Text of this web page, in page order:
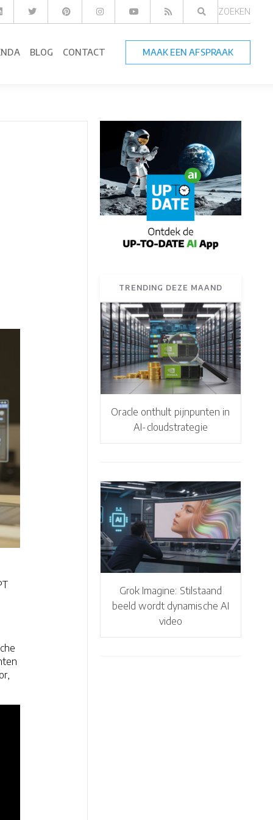
ZOEKEN
BLOG CONTACT MAAK EEN AFSPRAAK
TRENDING DEZE MAAND
Oracle onthult pijnpunten in
AI-cloudstrategie
Grok Imagine: Stilstaand
beeld wordt dynamische AI
video